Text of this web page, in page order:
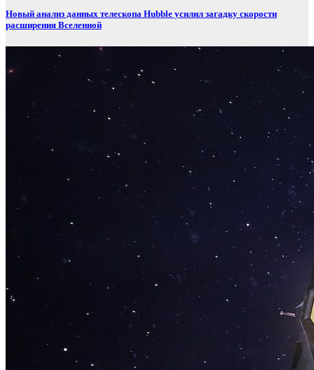
Новый анализ данных телескопа Hubble усилил загадку скорости
расширения Вселенной